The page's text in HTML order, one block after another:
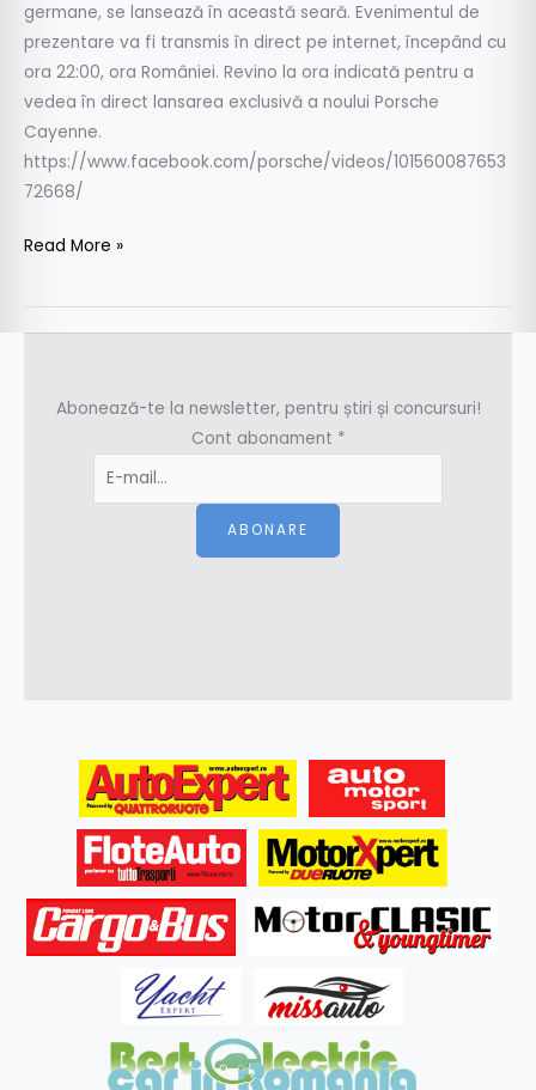
germane, se lansează în această seară. Evenimentul de
prezentare va fi transmis în direct pe internet, începând cu
ora 22:00, ora României. Revino la ora indicată pentru a
vedea în direct lansarea exclusivă a noului Porsche
Cayenne.
https://www.facebook.com/porsche/videos/101560087653
72668/
Read More »
Abonează-te la newsletter, pentru știri și concursuri!
Cont abonament *
ABONARE